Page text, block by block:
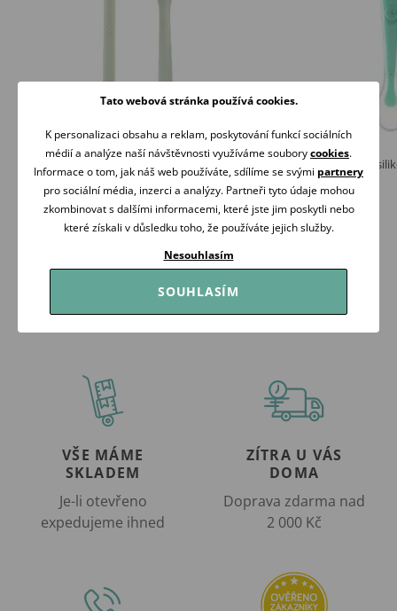
LOVI Sada lžiček 2ks Pistachio
89 Kč
Skladem
Koupit
Akuku Dětská lžička
75 Kč
Skladem
Koupit
VŠE MÁME
SKLADEM
Je-li otevřeno
expedujeme ihned
ZÍTRA U VÁS
DOMA
Doprava zdarma nad
2 000 Kč
Tato webová stránka používá cookies.
K personalizaci obsahu a reklam, poskytování funkcí sociálních
médií a analýze naší návštěvnosti využíváme souborycookies.
Informace o tom, jak náš web používáte, sdílíme se svými partnery
pro sociální média, inzerci a analýzy. Partneři tyto údaje mohou
zkombinovat s dalšími informacemi, které jste jim poskytli nebo
které získali v důsledku toho, že používáte jejich služby.
Nesouhlasím
SOUHLASÍM